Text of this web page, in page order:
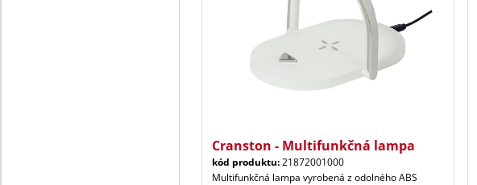
Cranston - Multifunkčná lampa
kód produktu:21872001000
Multifunkčná lampa vyrobená z odolného ABS